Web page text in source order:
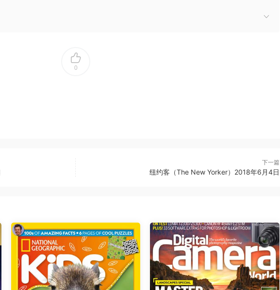
0
下一篇
纽约客（The New Yorker）2018年6月4日